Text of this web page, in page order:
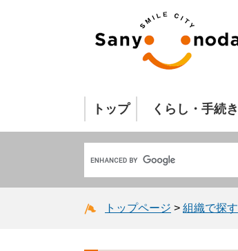
トップ くらし・手続き
トップページ > 組織で探す